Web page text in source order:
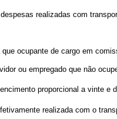
realizadas com
ocupante de cargo em
ou empregado que não
proporcional a vinte e
realizada com o